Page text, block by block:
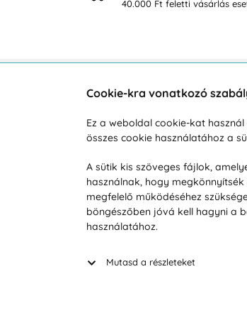
40.000 Ft feletti vásárlás
Hétköznap 8:00-tól 16:00-ig
info@vohy.hu
Cookie-kra vonatkozó
Ez a weboldal cookie-kat
összes cookie használatához a
A sütik kis szöveges fájlok,
használnak, hogy
megfelelő működéséhez
böngészőben jóvá kell hagyni a
használatához.
Mutasd a részleteket